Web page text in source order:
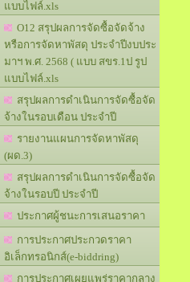
แบบไฟล์.xls
O12 สรุปผลการจัดซื้อจัดจ้าง
หรือการจัดหาพัสดุ ประจำปีงบประ
มาฯ พ.ศ. 2568 ( แบบ สขร.1ป รูป
แบบไฟล์.xls
สรุปผลการดำเนินการจัดซื้อจัด
จ้างในรอบเดือน ประจำปี
รายงานแผนการจัดหาพัสดุ
(ผด.3)
สรุปผลการดำเนินการจัดซื้อจัด
จ้างในรอบปี ประจำปี
ประกาศผู้ชนะการเสนอราคา
การประกาศประกวดราคา
อิเล็กทรอนิกส์(e-biddring)
การประกาศเผยแพร่ราคากลาง